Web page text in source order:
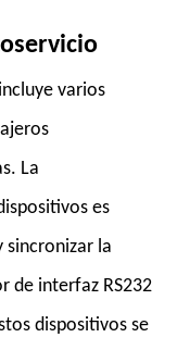
varios
La
es
sincronizar la
de interfaz RS232
dispositivos se